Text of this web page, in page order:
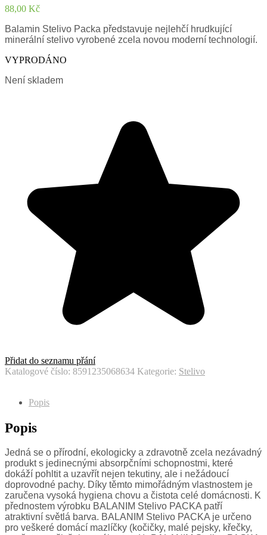
88,00 Kč
Balamin Stelivo Packa představuje nejlehčí hrudkující
minerální stelivo vyrobené zcela novou moderní technologií.
VYPRODÁNO
Není skladem
Přidat do seznamu přání
Katalogové číslo: 8591235068634 Kategorie: Stelivo
Popis
Popis
Jedná se o přírodní, ekologicky a zdravotně zcela nezávadný
produkt s jedinecnými absorpčními schopnostmi, které
dokáží pohltit a uzavřít nejen tekutiny, ale i nežádoucí
doprovodné pachy. Díky těmto mimořádným vlastnostem je
zaručena vysoká hygiena chovu a čistota celé domácnosti. K
přednostem výrobku BALANIM Stelivo PACKA patří
atraktivní světlá barva. BALANIM Stelivo PACKA je určeno
pro veškeré domácí mazlíčky (kočičky, malé pejsky, křečky,